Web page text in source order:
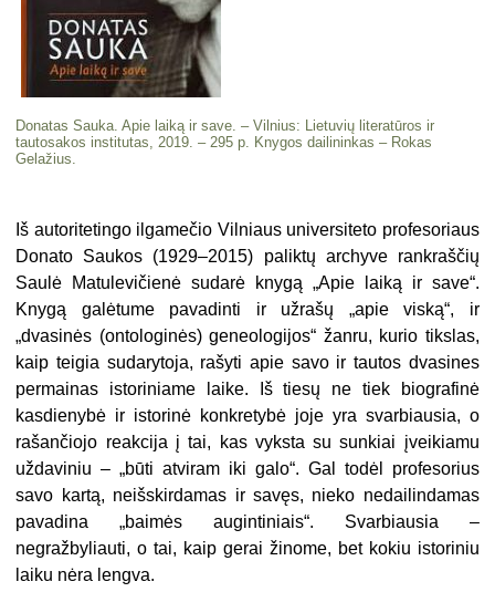
Donatas Sauka. Apie laiką ir save. – Vilnius: Lietuvių literatūros ir
tautosakos institutas, 2019. – 295 p. Knygos dailininkas – Rokas
Gelažius.
Iš autoritetingo ilgamečio Vilniaus universiteto profesoriaus
Donato Saukos (1929–2015) paliktų archyve rankraščių
Saulė Matulevičienė sudarė knygą „Apie laiką ir save“.
Knygą galėtume pavadinti ir užrašų „apie viską“, ir
„dvasinės (ontologinės) geneologijos“ žanru, kurio tikslas,
kaip teigia sudarytoja, rašyti apie savo ir tautos dvasines
permainas istoriniame laike. Iš tiesų ne tiek biografinė
kasdienybė ir istorinė konkretybė joje yra svarbiausia, o
rašančiojo reakcija į tai, kas vyksta su sunkiai įveikiamu
uždaviniu – „būti atviram iki galo“. Gal todėl profesorius
savo kartą, neišskirdamas ir savęs, nieko nedailindamas
pavadina „baimės augintiniais“. Svarbiausia –
negražbyliauti, o tai, kaip gerai žinome, bet kokiu istoriniu
laiku nėra lengva.